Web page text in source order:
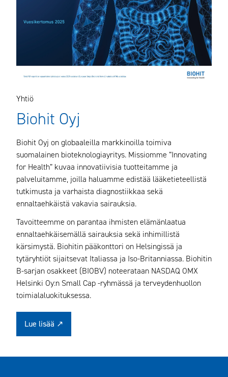
Yhtiö
Biohit Oyj
Biohit Oyj on globaaleilla markkinoilla toimiva
suomalainen bioteknologiayritys. Missiomme ”Innovating
for Health” kuvaa innovatiivisia tuotteitamme ja
palveluitamme, joilla haluamme edistää lääketieteellistä
tutkimusta ja varhaista diagnostiikkaa sekä
ennaltaehkäistä vakavia sairauksia.
Tavoitteemme on parantaa ihmisten elämänlaatua
ennaltaehkäisemällä sairauksia sekä inhimillistä
kärsimystä. Biohitin pääkonttori on Helsingissä ja
tytäryhtiöt sijaitsevat Italiassa ja Iso-Britanniassa. Biohitin
B-sarjan osakkeet (BIOBV) noteerataan NASDAQ OMX
Helsinki Oy:n Small Cap -ryhmässä ja terveydenhuollon
toimialaluokituksessa.
Lue lisää ↗